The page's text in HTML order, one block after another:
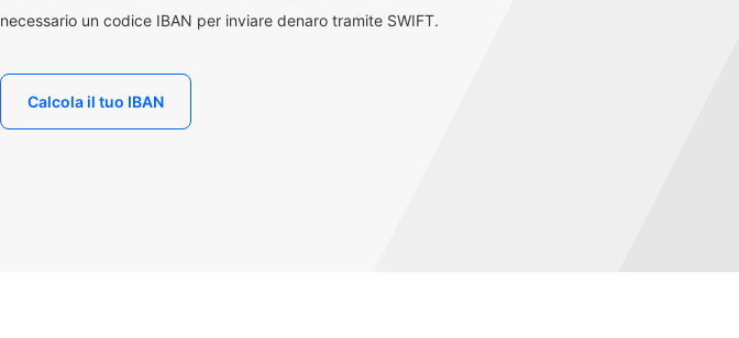
necessario un codice IBAN per inviare denaro tramite SWIFT.
Calcola il tuo IBAN